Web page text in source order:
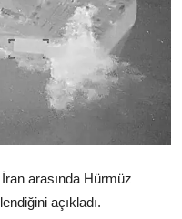
arasında Hürmüz
açıkladı.